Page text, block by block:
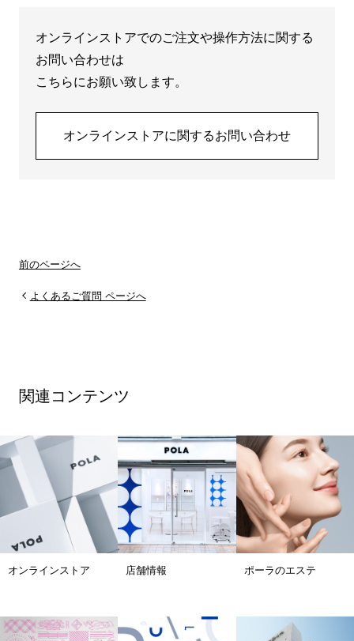
オンラインストアでのご注文や操作方法に関する
お問い合わせは
こちらにお願い致します。
オンラインストアに関するお問い合わせ
前のページへ
よくあるご質問 ページへ
関連コンテンツ
オンラインストア 店舗情報 ポーラのエステ